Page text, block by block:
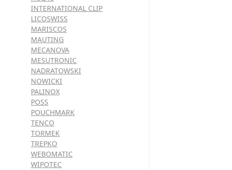
INTERNATIONAL CLIP
LICOSWISS
MARISCOS
MAUTING
MECANOVA
MESUTRONIC
NADRATOWSKI
NOWICKI
PALINOX
POSS
POUCHMARK
TENCO
TORMEK
TREPKO
WEBOMATIC
WIPOTEC